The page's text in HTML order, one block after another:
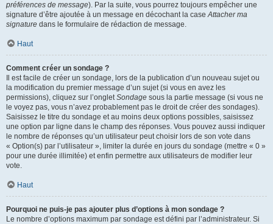
préférences de message). Par la suite, vous pourrez toujours empêcher une
signature d’être ajoutée à un message en décochant la caseAttacher ma
signature dans le formulaire de rédaction de message.
Haut
Comment créer un sondage ?
Il est facile de créer un sondage, lors de la publication d’un nouveau sujet ou
la modification du premier message d’un sujet (si vous en avez les
permissions), cliquez sur l’ongletSondage sous la partie message (si vous ne
le voyez pas, vous n’avez probablement pas le droit de créer des sondages).
Saisissez le titre du sondage et au moins deux options possibles, saisissez
une option par ligne dans le champ des réponses. Vous pouvez aussi indiquer
le nombre de réponses qu’un utilisateur peut choisir lors de son vote dans
« Option(s) par l’utilisateur », limiter la durée en jours du sondage (mettre « 0 »
pour une durée illimitée) et enfin permettre aux utilisateurs de modifier leur
vote.
Haut
Pourquoi ne puis-je pas ajouter plus d’options à mon sondage ?
Le nombre d’options maximum par sondage est défini par l’administrateur. Si